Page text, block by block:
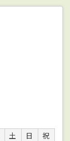
土 日
祝